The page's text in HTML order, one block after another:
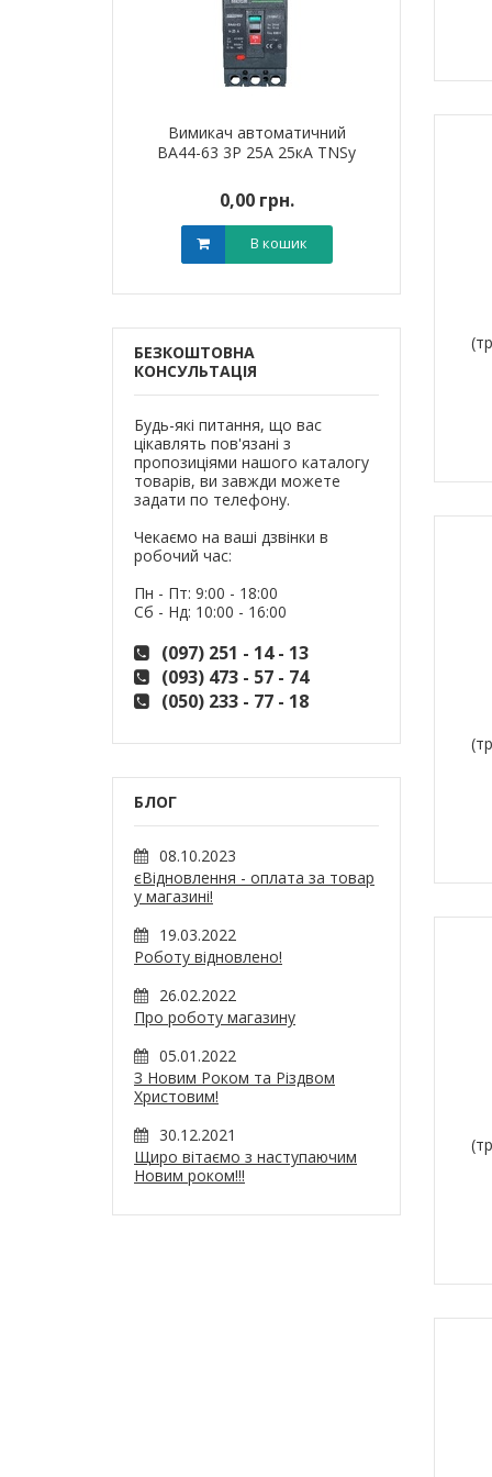
Вимикач автоматичний
ВА44-63 3Р 25А 25кА TNSy
0,00 грн.
В кошик
БЕЗКОШТОВНА
КОНСУЛЬТАЦІЯ
Будь-які питання, що вас
цікавлять пов'язані з
пропозиціями нашого каталогу
товарів, ви завжди можете
задати по телефону.
Чекаємо на ваші дзвінки в
робочий час:
Пн - Пт: 9:00 - 18:00
Сб - Нд: 10:00 - 16:00
(097) 251 - 14 - 13
(093) 473 - 57 - 74
(050) 233 - 77 - 18
БЛОГ
08.10.2023
єВідновлення - оплата за товар
у магазині!
19.03.2022
Роботу відновлено!
26.02.2022
Про роботу магазину
05.01.2022
З Новим Роком та Різдвом
Христовим!
30.12.2021
Щиро вітаємо з наступаючим
Новим роком!!!